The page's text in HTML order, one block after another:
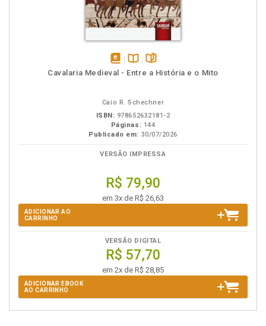
disponívelDisponível
páginas
Cavalaria Medieval - Entre a História e o Mito
Caio R. Schechner
ISBN: 978652632181-2
Páginas: 144
Publicado em: 30/07/2026
VERSÃO IMPRESSA
R$ 79,90
em 3x de R$ 26,63
ADICIONAR AO
CARRINHO
VERSÃO DIGITAL
R$ 57,70
em 2x de R$ 28,85
ADICIONAR EBOOK
AO CARRINHO